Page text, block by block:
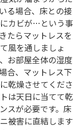
る場合、床との接
カビが…という事
たらマットレスを
風を通しましょ
お部屋全体の湿度
合、マットレス下
乾燥させてくださ
は天日に当てて乾
スが必要です。床
被害に直結します